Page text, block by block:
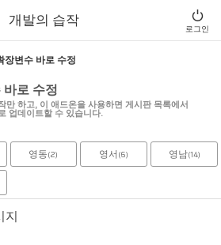
개발의 습작 로그인
장변수 바로 수정
로 수정
만 하고, 이 애드온을 사용하면 게시판 목록에서
업데이트할 수 있습니다.
영동(2) 영서 (6) 영남(14)
지